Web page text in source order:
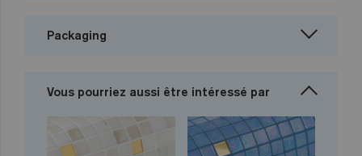
Packaging
Vous pourriez aussi être intéressé par